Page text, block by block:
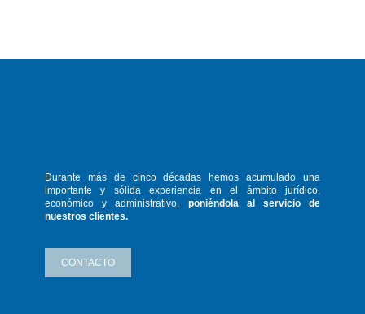
Durante más de cinco décadas hemosacumulado una
importante y sólidaexperiencia en el ámbito jurídico,
económico y administrativo, poniéndola al servicio de
nuestros clientes.
CONTACTO